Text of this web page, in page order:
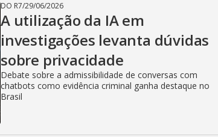
DO R7/29/06/2026
A utilização da IA em
investigações levanta dúvidas
sobre privacidade
Debate sobre a admissibilidade de conversas com
chatbots como evidência criminal ganha destaque no
Brasil